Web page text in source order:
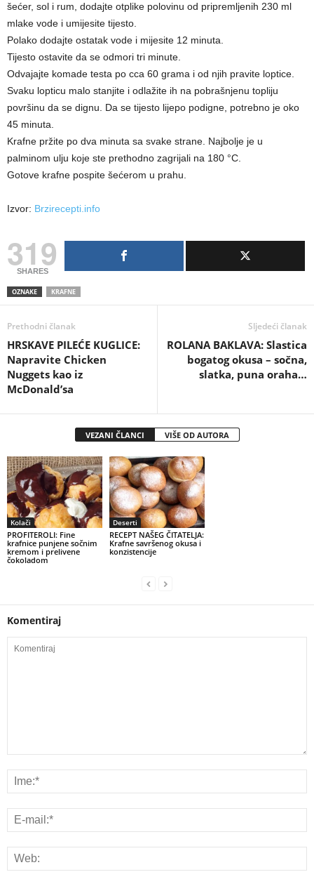
šećer, sol i rum, dodajte otplike polovinu od pripremljenih 230 ml
mlake vode i umijesite tijesto.
Polako dodajte ostatak vode i mijesite 12 minuta.
Tijesto ostavite da se odmori tri minute.
Odvajajte komade testa po cca 60 grama i od njih pravite loptice.
Svaku lopticu malo stanjite i odlažite ih na pobrašnjenu topliju
površinu da se dignu. Da se tijesto lijepo podigne, potrebno je oko
45 minuta.
Krafne pržite po dva minuta sa svake strane. Najbolje je u
palminom ulju koje ste prethodno zagrijali na 180 °C.
Gotove krafne pospite šećerom u prahu.
Izvor: Brzirecepti.info
319
SHARES
OZNAKE KRAFNE
Prethodni članak
HRSKAVE PILEĆE KUGLICE:
Napravite Chicken
Nuggets kao iz
McDonald’sa
Sljedeći članak
ROLANA BAKLAVA: Slastica
bogatog okusa – sočna,
slatka, puna oraha…
VEZANI ČLANCI VIŠE OD AUTORA
Kolači
PROFITEROLI: Fine
krafnice punjene sočnim
kremom i prelivene
čokoladom
Deserti
RECEPT NAŠEG ČITATELJA:
Krafne savršenog okusa i
konzistencije
Komentiraj